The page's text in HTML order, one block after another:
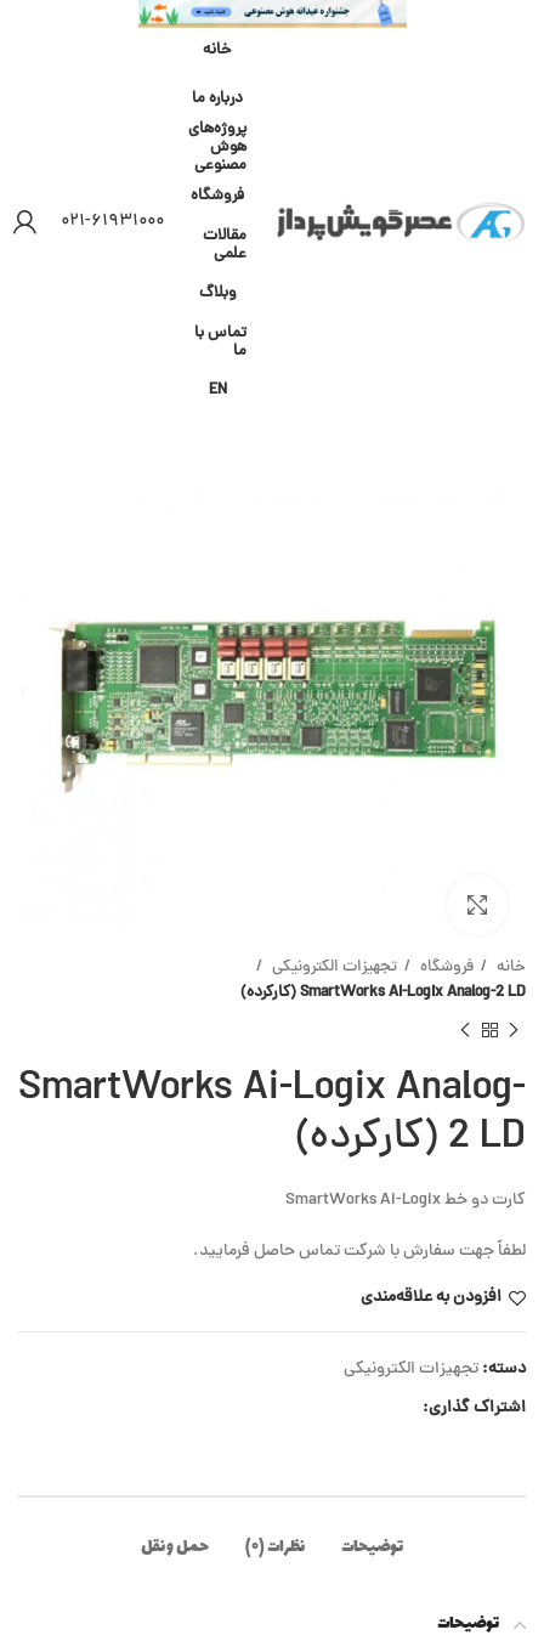
خانه
درباره ما
پروژه‌های
هوش
مصنوعی
فروشگاه
مقالات
علمی
وبلاگ
تماس با
ما
EN
۰۲۱-۶۱۹۳۱۰۰۰
خانه فروشگاه
تجهیزات الکترونیکی
SmartWorks Ai-Logix Analog-2 LD (کارکرده)
SmartWorks Ai-Logix Analog-
2 LD (کارکرده)
کارت دو خط SmartWorks Ai-Logix
لطفاً جهت سفارش با شرکت تماس حاصل فرمایید.
افزودن به علاقه‌مندی
دسته:تجهیزات الکترونیکی
اشتراک گذاری:
توضیحات نظرات (۰) حمل و نقل
توضیحات